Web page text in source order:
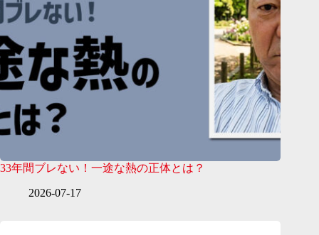
33年間ブレない！一途な熱の正体とは？
2026-07-17